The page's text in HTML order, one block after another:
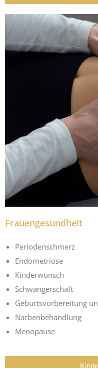
Frauengesundheit
Periodenschmerz
Endometriose
Kinderwunsch
Schwangerschaft
Geburtsvorbereitung
Narbenbehandlung
Menopause